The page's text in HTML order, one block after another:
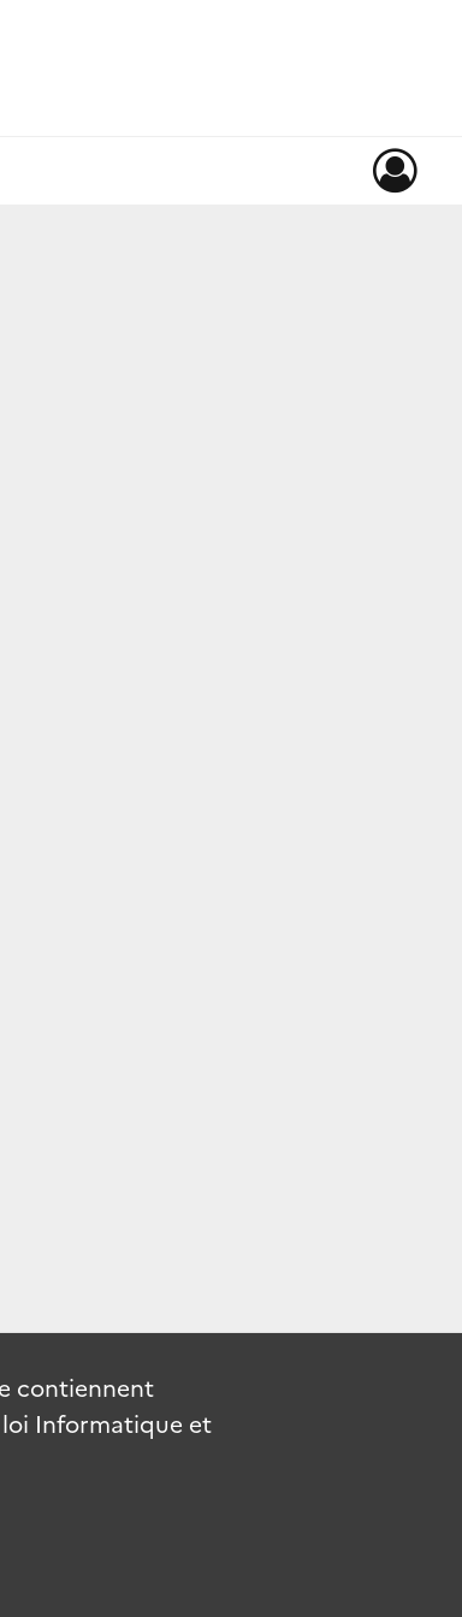
contiennent
Informatique et